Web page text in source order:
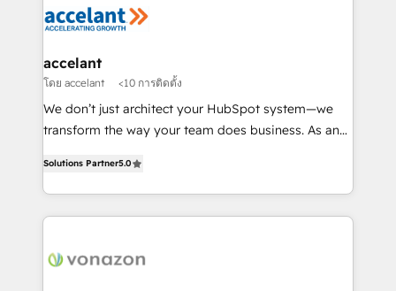
new HubSpot portal with Advanced Website and
CRM Migrations using our in-house "HubScrub" Tool.
worldwide, and with over 15 years in the ecosystem,
One company, one operating model, delivering
across offices and consulting teams in the UK, USA,
Canada, Germany, France, Belgium, Singapore, and
South Africa. Certified compliant with ISO/IEC
international offices and 175+ employees.
accelant
โดย accelant <10 การติดตั้ง
We don’t just architect your HubSpot system—we
transform the way your team does business. As an
creating tailored, end-to-end CRM solutions that
accelerate growth, improve operational efficiency,
and ensure faster time to value on HubSpot. What
day one, our team takes the time to deeply
Solutions Partner5.0